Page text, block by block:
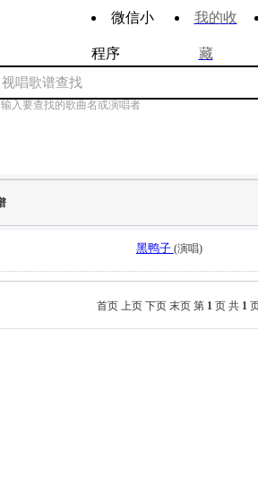
微信小
程序
我的收
藏
输入要查找的歌曲名或演唱者
黑鸭子 (演唱)
首页 上页 下页 末页第 1 页 共 1